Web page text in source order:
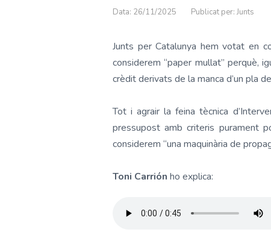
Data: 26/11/2025 Publicat per: Junts
Junts per Catalunya hem votat en
considerem “paper mullat” perquè,
crèdit derivats de la manca d’un pla
Tot i agrair la feina tècnica
pressupost amb criteris purament
considerem “una maquinària de
Toni Carrión ho explica: